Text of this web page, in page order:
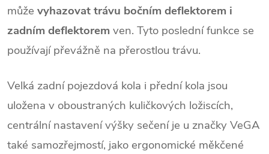
může vyhazovat trávu bočním deflektorem i
zadním deflektorem ven. Tyto poslední funkce se
používají převážně na přerostlou trávu.
Velká zadní pojezdová kola i přední kola jsou
uložena v oboustraných kuličkových ložiscích,
centrální nastavení výšky sečení je u značky VeGA
také samozřejmostí, jako ergonomické měkčené